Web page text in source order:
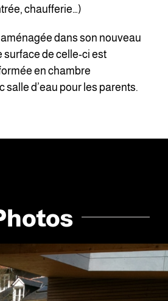
chaufferie…)
dans son nouveau
surface de celle-ci est
en chambre
salle d’eau pour les parents.